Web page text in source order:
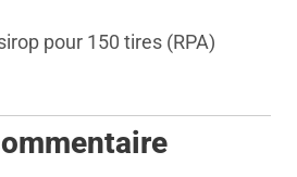
pour 150 tires (RPA)